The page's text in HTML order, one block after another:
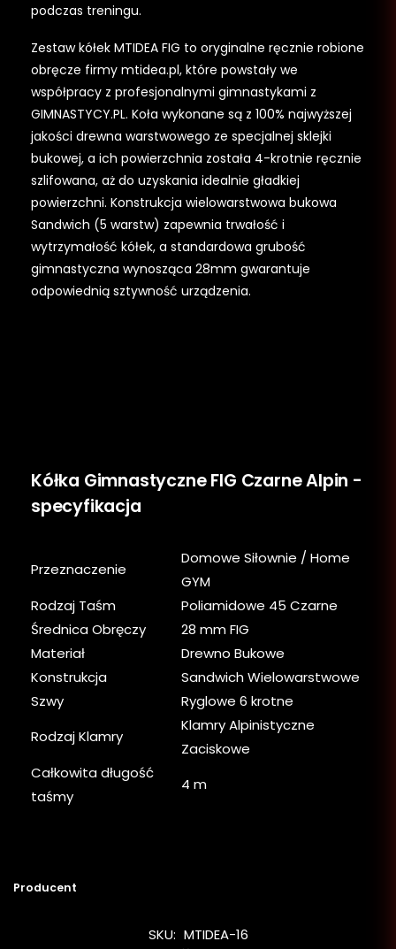
podczas treningu.
Zestaw kółek MTIDEA FIG to oryginalne ręcznie robione
obręcze firmy mtidea.pl, które powstały we
współpracy z profesjonalnymi gimnastykami z
GIMNASTYCY.PL. Koła wykonane są z 100% najwyższej
jakości drewna warstwowego ze specjalnej sklejki
bukowej, a ich powierzchnia została 4-krotnie ręcznie
szlifowana, aż do uzyskania idealnie gładkiej
powierzchni. Konstrukcja wielowarstwowa bukowa
Sandwich (5 warstw) zapewnia trwałość i
wytrzymałość kółek, a standardowa grubość
gimnastyczna wynosząca 28mm gwarantuje
odpowiednią sztywność urządzenia.
Kółka Gimnastyczne FIG Czarne Alpin -
specyfikacja
Przeznaczenie
Domowe Siłownie / Home
GYM
Rodzaj Taśm
Poliamidowe 45 Czarne
Średnica Obręczy
28 mm FIG
Materiał
Drewno Bukowe
Konstrukcja
Sandwich Wielowarstwowe
Szwy
Ryglowe 6 krotne
Rodzaj Klamry
Klamry Alpinistyczne
Zaciskowe
Całkowita długość
taśmy
4 m
Producent
SKU: MTIDEA-16